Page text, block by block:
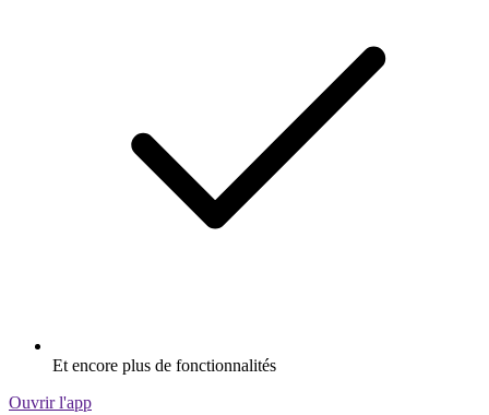
Et encore plus de fonctionnalités
Ouvrir l'app